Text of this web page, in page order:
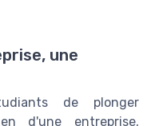
une
de plonger
d'une entreprise,